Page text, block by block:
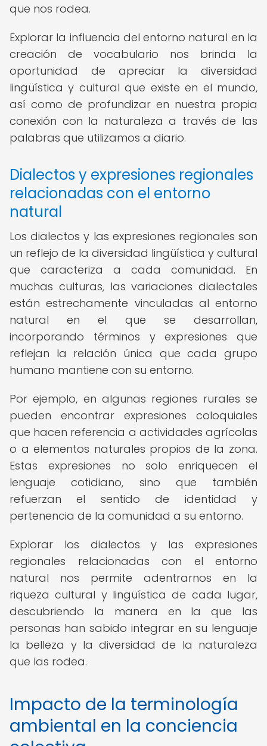
que nos rodea.
Explorar la influencia del entorno natural en la
creación de vocabulario nos brinda la
oportunidad de apreciar la diversidad
lingüística y cultural que existe en el mundo,
así como de profundizar en nuestra propia
conexión con la naturaleza a través de las
palabras que utilizamos a diario.
Dialectos y expresiones regionales
relacionadas con el entorno
natural
Los dialectos y las expresiones regionales son
un reflejo de la diversidad lingüística y cultural
que caracteriza a cada comunidad. En
muchas culturas, las variaciones dialectales
están estrechamente vinculadas al entorno
natural en el que se desarrollan,
incorporando términos y expresiones que
reflejan la relación única que cada grupo
humano mantiene con su entorno.
Por ejemplo, en algunas regiones rurales se
pueden encontrar expresiones coloquiales
que hacen referencia a actividades agrícolas
o a elementos naturales propios de la zona.
Estas expresiones no solo enriquecen el
lenguaje cotidiano, sino que también
refuerzan el sentido de identidad y
pertenencia de la comunidad a su entorno.
Explorar los dialectos y las expresiones
regionales relacionadas con el entorno
natural nos permite adentrarnos en la
riqueza cultural y lingüística de cada lugar,
descubriendo la manera en la que las
personas han sabido integrar en su lenguaje
la belleza y la diversidad de la naturaleza
que las rodea.
Impacto de la terminología
ambiental en la conciencia